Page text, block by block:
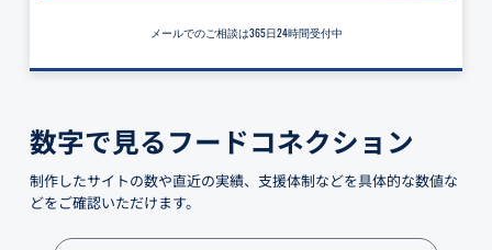
メールでのご相談は365日24時間受付中
数字で見るフードコネクション
制作したサイトの数や直近の実績、支援体制などを具体的な数値な
どをご確認いただけます。